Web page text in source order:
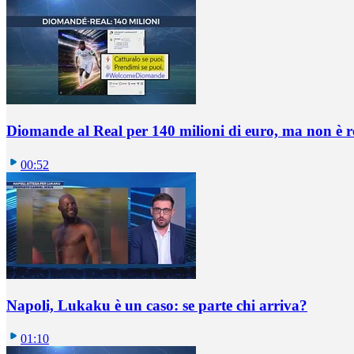
Diomande al Real per 140 milioni di euro, ma non è
00:52
Napoli, Lukaku è un caso: se parte chi arriva?
01:10